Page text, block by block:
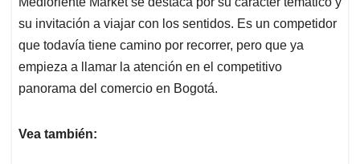
su invitación a viajar con los sentidos. Es un competidor
que todavía tiene camino por recorrer, pero que ya
empieza a llamar la atención en el competitivo
panorama del comercio en Bogotá.
Vea también: